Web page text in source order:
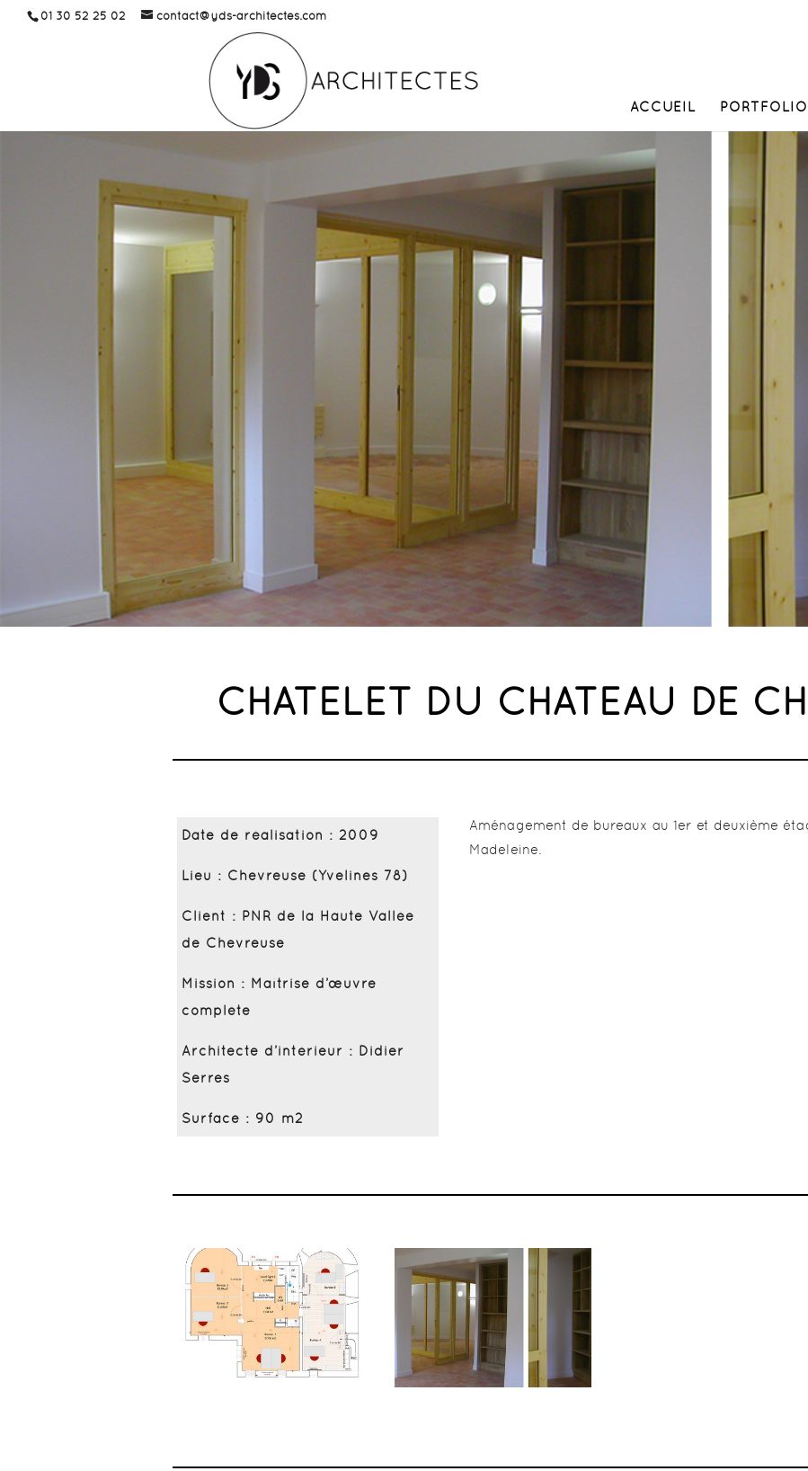
01 30 52 25 02 contact@yds-architectes.com
ACCUEIL PORTFOLIO
CHATELET DU CHATEAU DE
Date de réalisation : 2009
Lieu : Chevreuse (Yvelines 78)
Client : PNR de la Haute Vallée
de Chevreuse
Mission : Maîtrise d’œuvre
complète
Architecte d’intérieur : Didier
Serres
Surface : 90 m2
Aménagement de bureaux au 1er et deuxième
Madeleine.